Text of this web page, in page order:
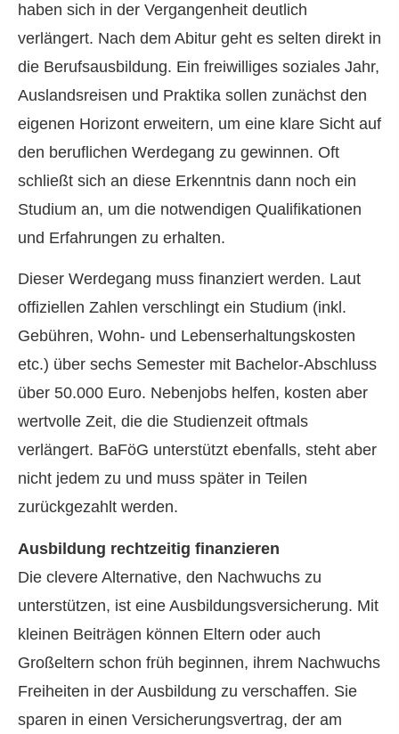
haben sich in der Vergangenheit deutlich
verlängert. Nach dem Abitur geht es selten direkt in
die Berufsausbildung. Ein freiwilliges soziales Jahr,
Auslandsreisen und Praktika sollen zunächst den
eigenen Horizont erweitern, um eine klare Sicht auf
den beruflichen Werdegang zu gewinnen. Oft
schließt sich an diese Erkenntnis dann noch ein
Studium an, um die notwendigen Qualifikationen
und Erfahrungen zu erhalten.
Dieser Werdegang muss finanziert werden. Laut
offiziellen Zahlen verschlingt ein Studium (inkl.
Gebühren, Wohn- und Lebenserhaltungskosten
etc.) über sechs Semester mit Bachelor-Abschluss
über 50.000 Euro. Nebenjobs helfen, kosten aber
wertvolle Zeit, die die Studienzeit oftmals
verlängert. BaFöG unterstützt ebenfalls, steht aber
nicht jedem zu und muss später in Teilen
zurückgezahlt werden.
Ausbildung rechtzeitig finanzieren
Die clevere Alternative, den Nachwuchs zu
unterstützen, ist eine Aus­bil­dungs­ver­si­che­rung. Mit
kleinen Beiträgen können Eltern oder auch
Großeltern schon früh beginnen, ihrem Nachwuchs
Freiheiten in der Ausbildung zu verschaffen. Sie
sparen in einen Versicherungsvertrag, der am